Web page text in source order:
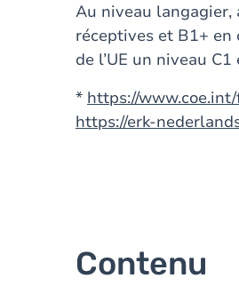
Au niveau langagier,
réceptives et B1+ en
de l’UE un niveau
* https://
https://erk-
Contenu